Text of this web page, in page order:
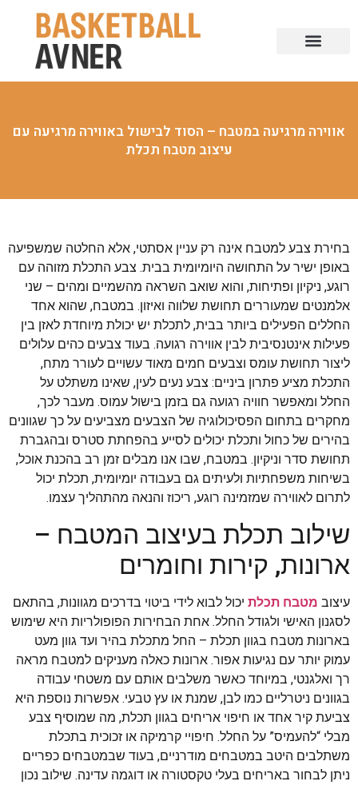
אווירה מרגיעה במטבח – הסוד לבישול באווירה מרגיעה עם
עיצוב מטבח תכלת
בחירת צבע למטבח אינה רק עניין אסתטי, אלא החלטה שמשפיעה
באופן ישיר על התחושה היומיומית בבית. צבע התכלת מזוהה עם
רוגע, ניקיון ופתיחות, והוא שואב השראה מהשמיים ומהים – שני
אלמנטים שמעוררים תחושת שלווה ואיזון. במטבח, שהוא אחד
החללים הפעילים ביותר בבית, לתכלת יש יכולת מיוחדת לאזן בין
פעילות אינטנסיבית לבין אווירה רגועה. בעוד צבעים כהים עלולים
ליצור תחושת עומס וצבעים חמים מאוד עשויים לעורר מתח,
התכלת מציע פתרון ביניים: צבע נעים לעין, שאינו משתלט על
החלל ומאפשר חוויה רגועה גם בזמן בישול עמוס. מעבר לכך,
מחקרים בתחום הפסיכולוגיה של הצבעים מצביעים על כך שגוונים
בהירים של כחול ותכלת יכולים לסייע בהפחתת סטרס ובהגברת
תחושת סדר וניקיון. במטבח, שבו אנו מבלים זמן רב בהכנת אוכל,
בשיחות משפחתיות ולעיתים גם בעבודה יומיומית, תכלת יכול
לתרום לאווירה שמזמינה רוגע, ריכוז והנאה מהתהליך עצמו.
שילוב תכלת בעיצוב המטבח –
ארונות, קירות וחומרים
עיצוב מטבח תכלת יכול לבוא לידי ביטוי בדרכים מגוונות, בהתאם
לסגנון האישי ולגודל החלל. אחת הבחירות הפופולריות היא שימוש
בארונות מטבח בגוון תכלת – החל מתכלת בהיר ועד גוון מעט
עמוק יותר עם נגיעות אפור. ארונות כאלה מעניקים למטבח מראה
רך ואלגנטי, במיוחד כאשר משלבים אותם עם משטחי עבודה
בגוונים ניטרליים כמו לבן, שמנת או עץ טבעי. אפשרות נוספת היא
צביעת קיר אחד או חיפוי אריחים בגוון תכלת, מה שמוסיף צבע
מבלי “להעמיס” על החלל. חיפויי קרמיקה או זכוכית בתכלת
משתלבים היטב במטבחים מודרניים, בעוד שבמטבחים כפריים
ניתן לבחור באריחים בעלי טקסטורה או דוגמה עדינה. שילוב נכון